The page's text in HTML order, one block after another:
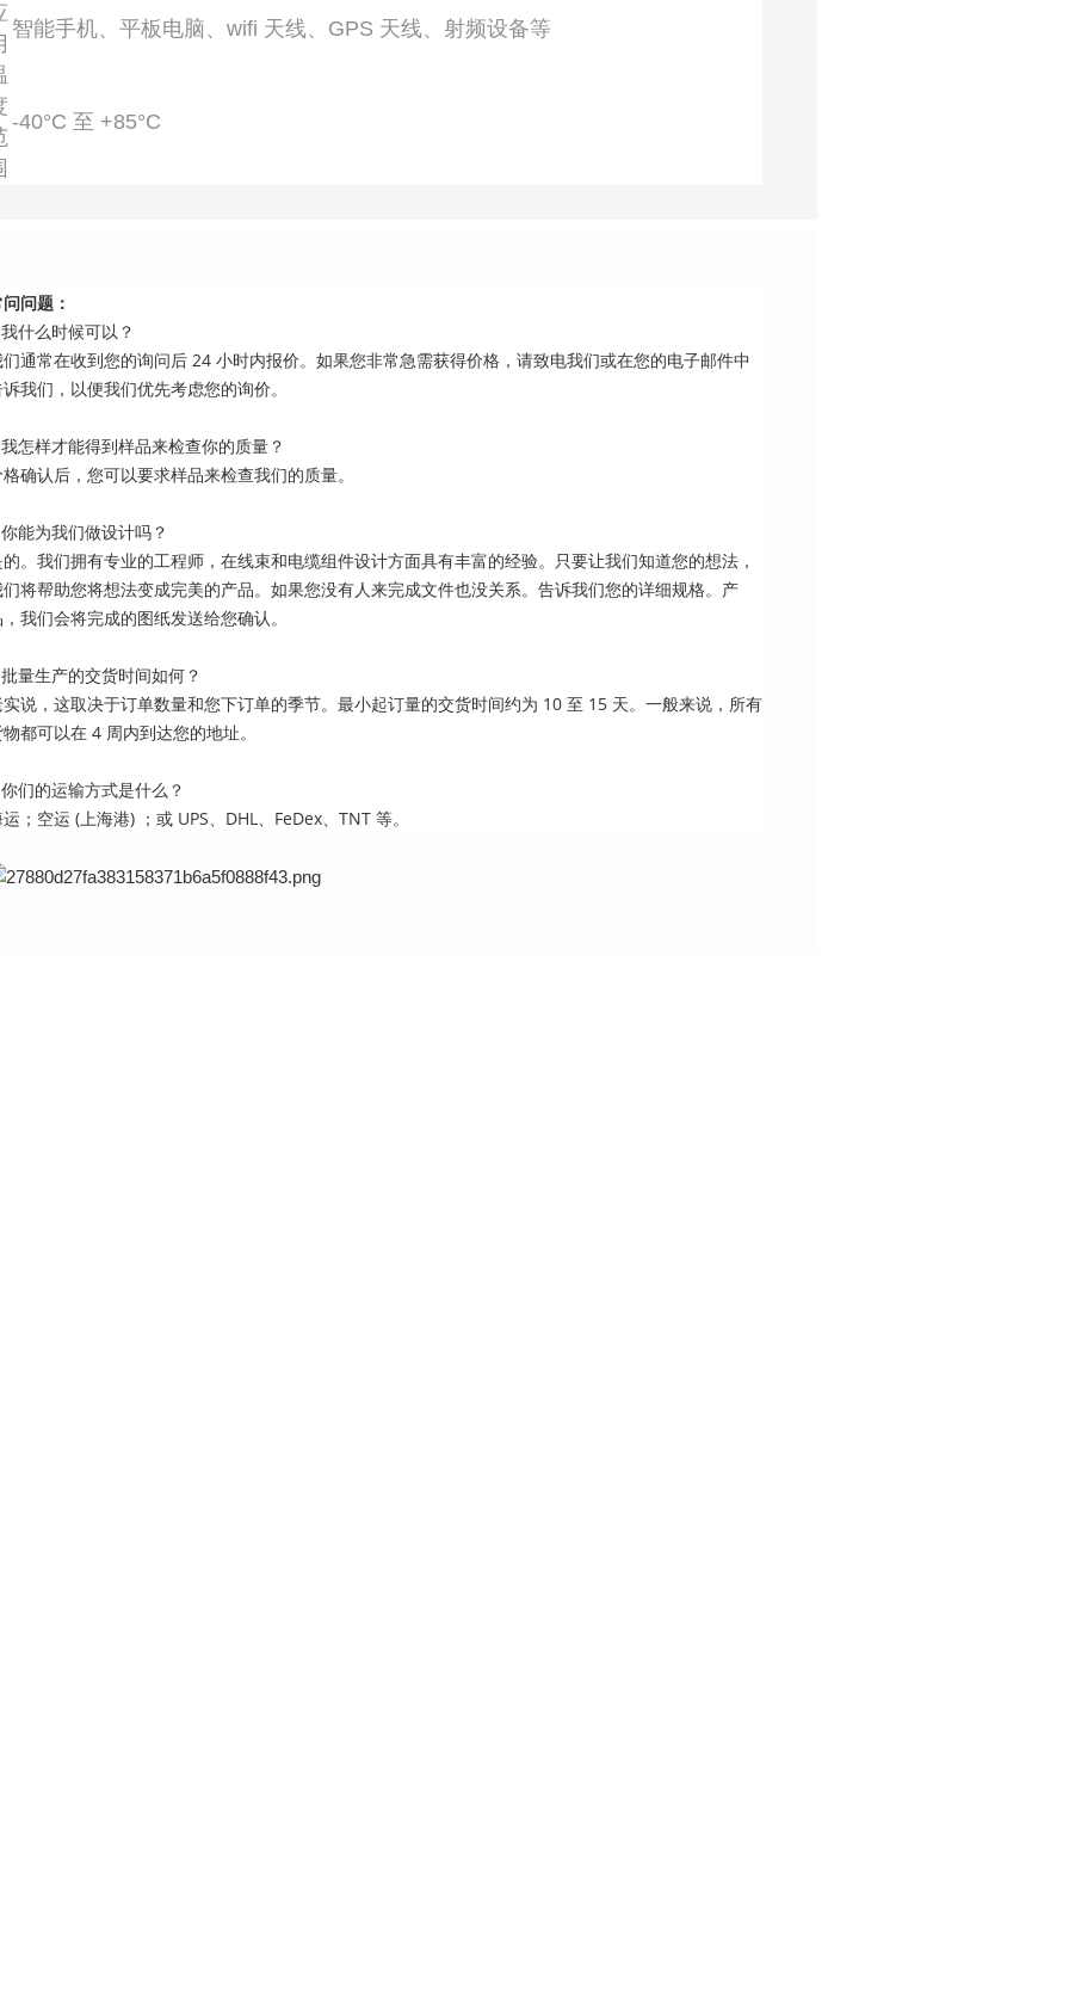
智能手机、平板电脑、wifi 天线、GPS 天线、射频设备等
-40°C 至 +85°C
问题：
什么时候可以？
们通常在收到您的询问后 24 小时内报价。如果您非常急需获得价格，请致电我们或在您的电子邮件中
我们，以便我们优先考虑您的询价。
怎样才能得到样品来检查你的质量？
确认后，您可以要求样品来检查我们的质量。
能为我们做设计吗？
。我们拥有专业的工程师，在线束和电缆组件设计方面具有丰富的经验。只要让我们知道您的想法，
们将帮助您将想法变成完美的产品。如果您没有人来完成文件也没关系。告诉我们您的详细规格。产
我们会将完成的图纸发送给您确认。
量生产的交货时间如何？
实说，这取决于订单数量和您下订单的季节。最小起订量的交货时间约为 10 至 15 天。一般来说，所有
都可以在 4 周内到达您的地址。
们的运输方式是什么？
；空运 (上海港) ；或 UPS、DHL、FeDex、TNT 等。